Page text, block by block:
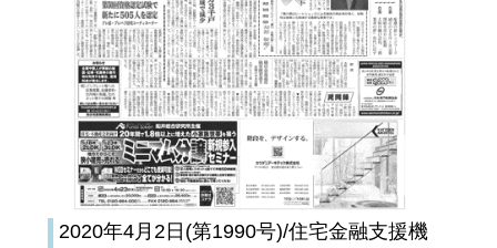
2020年4月2日(第1990号)/住宅金融支援機